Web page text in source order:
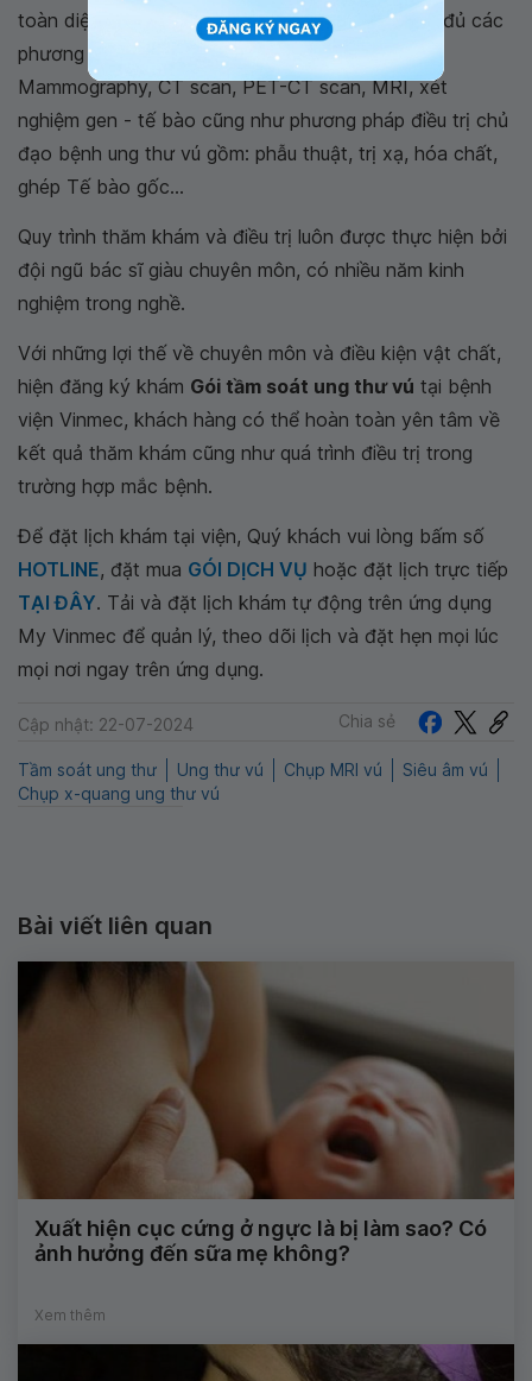
toàn diện. Bên cạnh đó, bệnh viện cũng có đầy đủ các
phương tiện chuyên môn để chẩn đoán như:
Mammography, CT scan, PET-CT scan, MRI, xét
nghiệm gen - tế bào cũng như phương pháp điều trị chủ
đạo bệnh ung thư vú gồm: phẫu thuật, trị xạ, hóa chất,
ghép Tế bào gốc...
Quy trình thăm khám và điều trị luôn được thực hiện bởi
đội ngũ bác sĩ giàu chuyên môn, có nhiều năm kinh
nghiệm trong nghề.
Với những lợi thế về chuyên môn và điều kiện vật chất,
hiện đăng ký khám Gói tầm soát ung thư vú tại bệnh
viện Vinmec, khách hàng có thể hoàn toàn yên tâm về
kết quả thăm khám cũng như quá trình điều trị trong
trường hợp mắc bệnh.
Để đặt lịch khám tại viện, Quý khách vui lòng bấm số
HOTLINE, đặt mua GÓI DỊCH VỤ hoặc đặt lịch trực tiếp
TẠI ĐÂY. Tải và đặt lịch khám tự động trên ứng dụng
My Vinmec để quản lý, theo dõi lịch và đặt hẹn mọi lúc
mọi nơi ngay trên ứng dụng.
Cập nhật: 22-07-2024 Chia sẻ
Tầm soát ung thư Ung thư vú Chụp MRI vú
Siêu âm vú
Chụp x-quang ung thư vú
Bài viết liên quan
Xuất hiện cục cứng ở ngực là bị làm sao? Có
ảnh hưởng đến sữa mẹ không?
Xem thêm